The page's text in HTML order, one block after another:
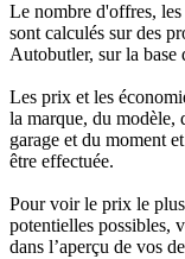
Le nombre d'offres,
sont calculés sur des
Autobutler, sur la
Les prix et les
la marque, du modèle,
garage et du moment
être effectuée.
Pour voir le prix le
potentielles possibles,
dans l’aperçu de vos